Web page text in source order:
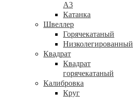
А3
Катанка
Швеллер
Горячекатаный
Низколегированный
Квадрат
Квадрат
горячекатаный
Калибровка
Круг